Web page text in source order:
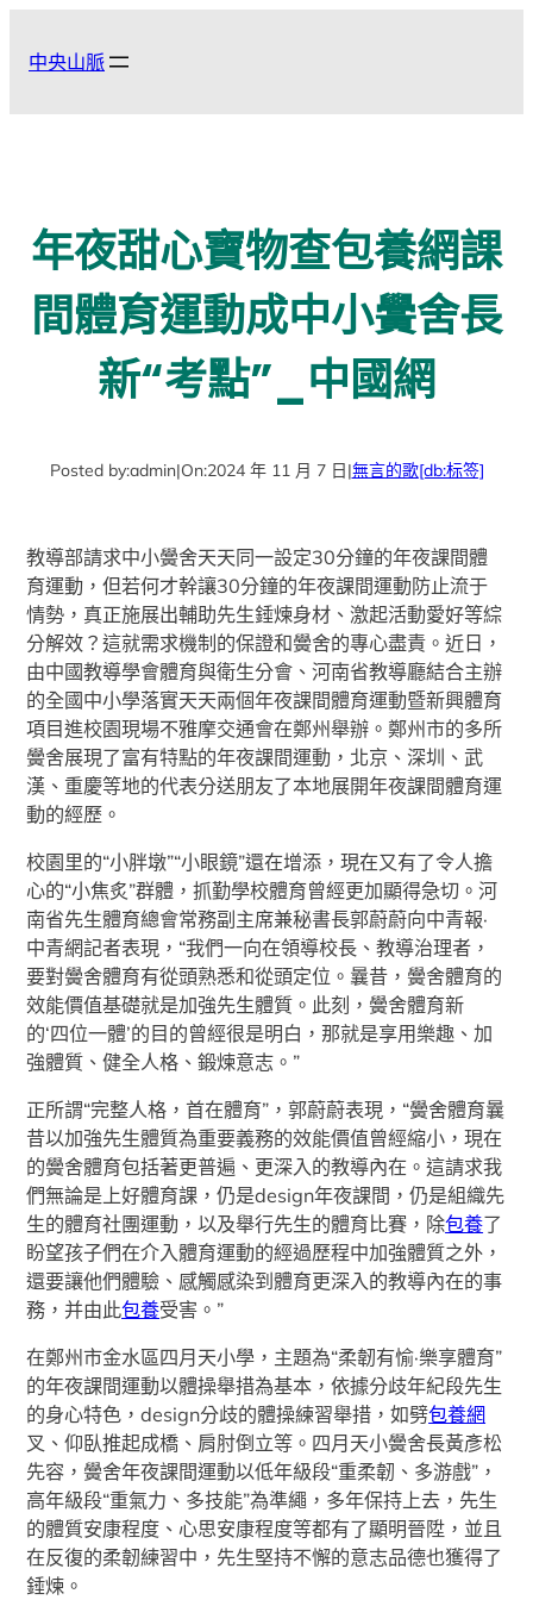
中央山脈
年夜甜心寶物查包養網課
間體育運動成中小黌舍長
新“考點”_中國網
Posted by:admin|On:2024 年 11 月 7 日|無言的歌[db:标签]
教導部請求中小黌舍天天同一設定30分鐘的年夜課間體
育運動，但若何才幹讓30分鐘的年夜課間運動防止流于
情勢，真正施展出輔助先生錘煉身材、激起活動愛好等綜
分解效？這就需求機制的保證和黌舍的專心盡責。近日，
由中國教導學會體育與衛生分會、河南省教導廳結合主辦
的全國中小學落實天天兩個年夜課間體育運動暨新興體育
項目進校園現場不雅摩交通會在鄭州舉辦。鄭州市的多所
黌舍展現了富有特點的年夜課間運動，北京、深圳、武
漢、重慶等地的代表分送朋友了本地展開年夜課間體育運
動的經歷。
校園里的“小胖墩”“小眼鏡”還在增添，現在又有了令人擔
心的“小焦炙”群體，抓勤學校體育曾經更加顯得急切。河
南省先生體育總會常務副主席兼秘書長郭蔚蔚向中青報·
中青網記者表現，“我們一向在領導校長、教導治理者，
要對黌舍體育有從頭熟悉和從頭定位。曩昔，黌舍體育的
效能價值基礎就是加強先生體質。此刻，黌舍體育新
的‘四位一體’的目的曾經很是明白，那就是享用樂趣、加
強體質、健全人格、鍛煉意志。”
正所謂“完整人格，首在體育”，郭蔚蔚表現，“黌舍體育曩
昔以加強先生體質為重要義務的效能價值曾經縮小，現在
的黌舍體育包括著更普遍、更深入的教導內在。這請求我
們無論是上好體育課，仍是design年夜課間，仍是組織先
生的體育社團運動，以及舉行先生的體育比賽，除包養了
盼望孩子們在介入體育運動的經過歷程中加強體質之外，
還要讓他們體驗、感觸感染到體育更深入的教導內在的事
務，并由此包養受害。”
在鄭州市金水區四月天小學，主題為“柔韌有愉·樂享體育”
的年夜課間運動以體操舉措為基本，依據分歧年紀段先生
的身心特色，design分歧的體操練習舉措，如劈包養網
叉、仰臥推起成橋、肩肘倒立等。四月天小黌舍長黃彥松
先容，黌舍年夜課間運動以低年級段“重柔韌、多游戲”，
高年級段“重氣力、多技能”為準繩，多年保持上去，先生
的體質安康程度、心思安康程度等都有了顯明晉陞，並且
在反復的柔韌練習中，先生堅持不懈的意志品德也獲得了
錘煉。